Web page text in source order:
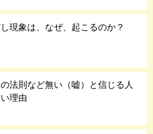
現象は、なぜ、起こるのか？
法則など無い（嘘）と信じる人
理由